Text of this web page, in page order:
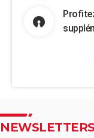
NEWSLETTERS